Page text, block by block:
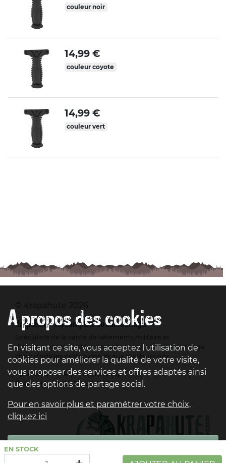
EN STOCK
couleur noir
14,99 €
couleur coyote
14,99 €
couleur vert
© Krapahute 2026
Krapahute - Au comptoir du camouflage.
d'équipements outdoor, krapahute vous propose un large
choix d'articles professionnels aux meilleurs prix.
Zone industrielle - 2 rue du camp
51 400 MOURMELON-LE-PETIT
Gérer les cookies
A propos des cookies
En visitant ce site, vous acceptez l'utilisation de
cookies pour améliorer la qualité de votre visite,
vous proposer des services et offres adaptés ainsi
que des options de partage social.
Pour en savoir plus et paramétrer votre choix,
cliquez ici